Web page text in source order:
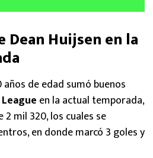
Dean Huijsen en la
de edad sumó buenos
en la actual temporada,
mil 320, los cuales se
en donde marcó 3 goles y